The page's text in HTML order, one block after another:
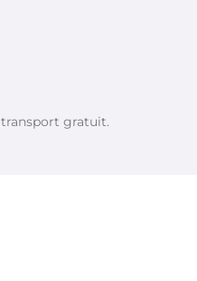
transport gratuit.